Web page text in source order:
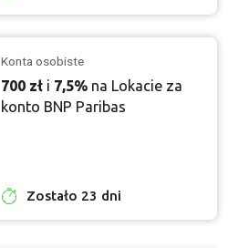
Konta osobiste
700 zł i 7,5% na Lokacie za
konto BNP Paribas
Zostało 23 dni